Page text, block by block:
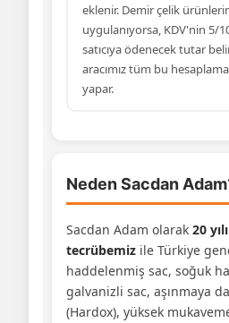
eklenir. Demir çelik
uygulanıyorsa, KDV'nin 5/
satıcıya ödenecek tutar
aracımız tüm bu
yapar.
Neden Sacdan
Sacdan Adam olarak 20
tecrübemiz ile Türkiye
haddelenmiş sac, soğuk
galvanizli sac, aşınmaya
(Hardox), yüksek